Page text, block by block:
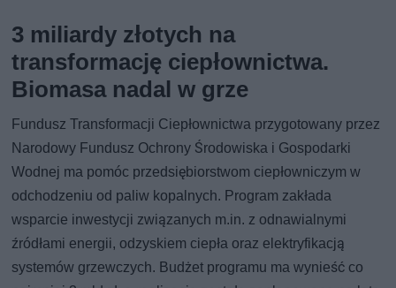
3 miliardy złotych na
transformację ciepłownictwa.
Biomasa nadal w grze
Fundusz Transformacji Ciepłownictwa przygotowany przez
Narodowy Fundusz Ochrony Środowiska i Gospodarki
Wodnej ma pomóc przedsiębiorstwom ciepłowniczym w
odchodzeniu od paliw kopalnych. Program zakłada
wsparcie inwestycji związanych m.in. z odnawialnymi
źródłami energii, odzyskiem ciepła oraz elektryfikacją
systemów grzewczych. Budżet programu ma wynieść co